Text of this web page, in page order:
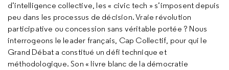
d’intelligence collective, les « civic tech » s’imposent depuis
peu dans les processus de décision. Vraie révolution
participative ou concession sans véritable portée ? Nous
interrogeons le leader français, Cap Collectif, pour qui le
Grand Débat a constitué un défi technique et
méthodologique. Son « livre blanc de la démocratie